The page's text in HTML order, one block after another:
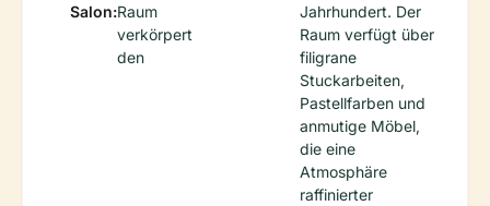
Salon:Raum
verkörpert
den
Jahrhundert. Der
Raum verfügt über
filigrane
Stuckarbeiten,
Pastellfarben und
anmutige Möbel,
die eine
Atmosphäre
raffinierter